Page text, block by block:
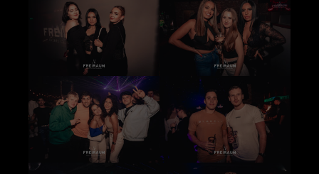
We offer support for our customers
Mon - Fri 8:00am - 5:00pm
(GMT +1)
Get in touch
Cybersteel Inc.
376-293 City Road, Suite 600
San Francisco, CA 94102